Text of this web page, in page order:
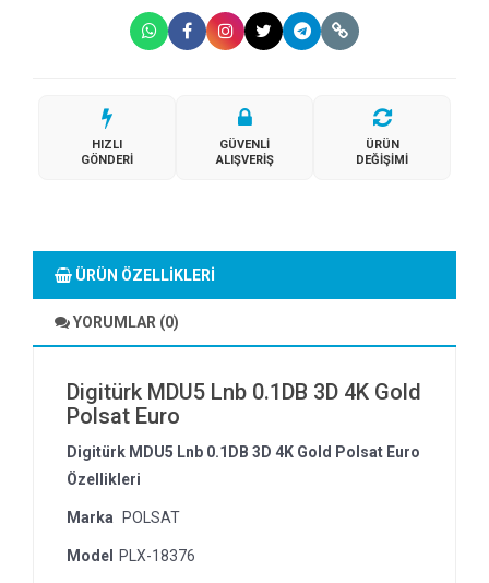
HIZLI
GÖNDERI
GÜVENLI
ALIŞVERIŞ
ÜRÜN
DEĞIŞIMI
ÜRÜN ÖZELLIKLERI
YORUMLAR (0)
Digitürk MDU5 Lnb 0.1DB 3D 4K Gold
Polsat Euro
Digitürk MDU5 Lnb 0.1DB 3D 4K Gold Polsat Euro
Özellikleri
Marka POLSAT
Model PLX-18376